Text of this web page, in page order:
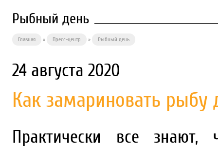
Рыбный день
Главная » Пресс-центр » Рыбный день
24 августа 2020
Как замариновать
Практически все